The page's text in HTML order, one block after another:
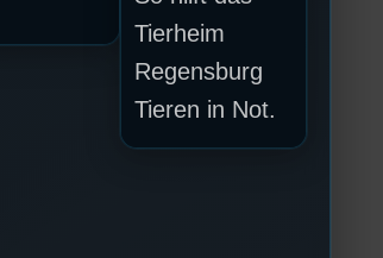
Tierheim
Regensburg
Tieren in Not.